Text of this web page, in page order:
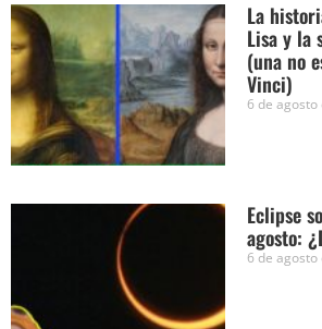
La
Lisa y la
(una no
Vinci)
6 de agosto
Eclipse
agosto:
6 de agosto